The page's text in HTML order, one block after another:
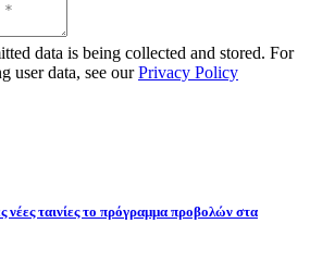
data is being collected and stored. For
user data, see ourPrivacy Policy
νέες ταινίες το πρόγραμμα προβολών στα